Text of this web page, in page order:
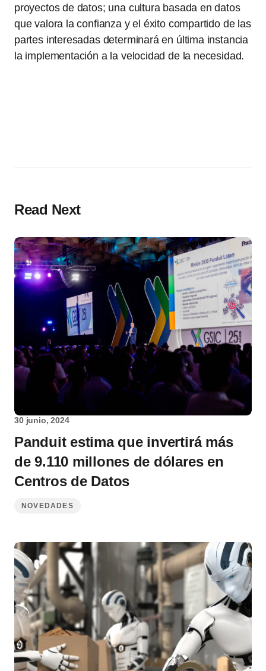
proyectos de datos; una cultura basada en datos
que valora la confianza y el éxito compartido de las
partes interesadas determinará en última instancia
la implementación a la velocidad de la necesidad.
Read Next
30 junio, 2024
Panduit estima que invertirá más
de 9.110 millones de dólares en
Centros de Datos
NOVEDADES